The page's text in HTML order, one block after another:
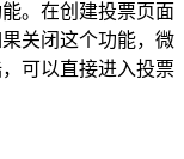
。在创建投票页面
关闭这个功能，微
可以直接进入投票